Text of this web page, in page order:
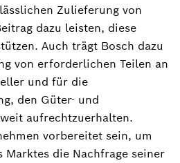
Zulieferung von
dazu leisten, diese
Auch trägt Bosch dazu
von erforderlichen Teilen an
und für die
den Güter- und
aufrechtzuerhalten.
vorbereitet sein, um
Marktes die Nachfrage seiner